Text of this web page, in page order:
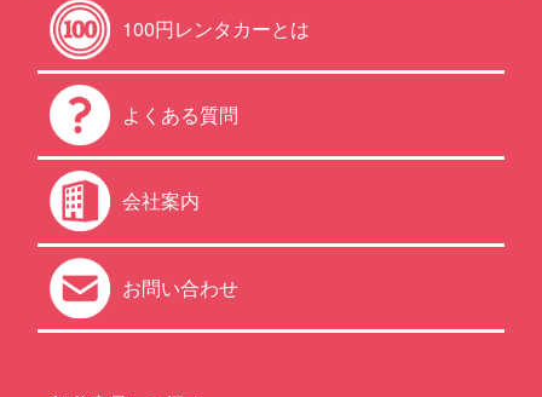
100円レンタカーとは
よくある質問
会社案内
お問い合わせ